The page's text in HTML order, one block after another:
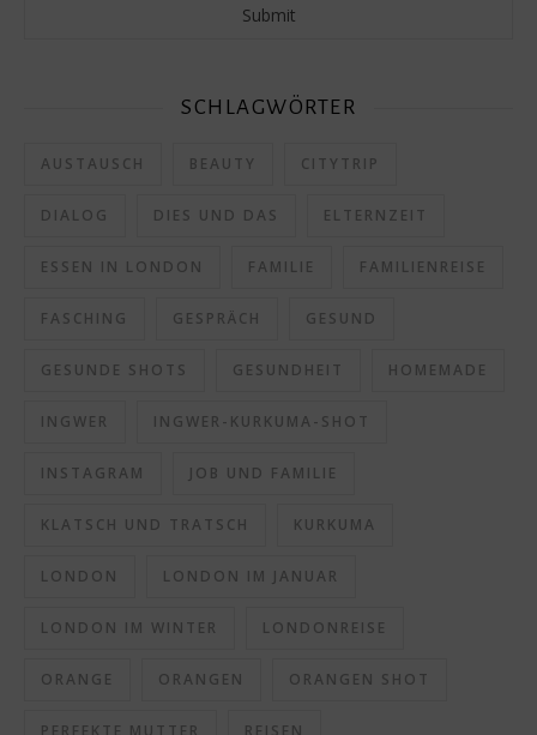
SCHLAGWÖRTER
AUSTAUSCH BEAUTY CITYTRIP
DIALOG DIES UND DAS ELTERNZEIT
ESSEN IN LONDON FAMILIE FAMILIENREISE
FASCHING GESPRÄCH GESUND
GESUNDE SHOTS GESUNDHEIT HOMEMADE
INGWER INGWER-KURKUMA-SHOT
INSTAGRAM JOB UND FAMILIE
KLATSCH UND TRATSCH KURKUMA
LONDON LONDON IM JANUAR
LONDON IM WINTER LONDONREISE
ORANGE ORANGEN ORANGEN SHOT